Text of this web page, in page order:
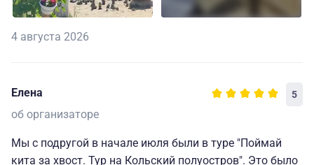
4 августа 2026
Елена 5
об организаторе
Мы с подругой в начале июля были в туре "Поймай
кита за хвост. Тур на Кольский полуостров". Это было